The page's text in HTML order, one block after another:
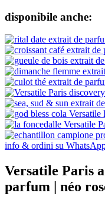
disponibile anche:
info & ordini su
Versatile Paris
parfum | néo